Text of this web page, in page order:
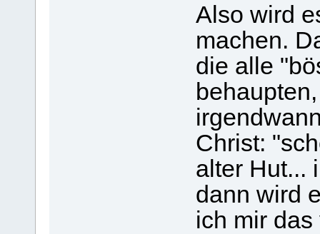
Also wird
machen.
die alle
Christ:
alter Hut...
dann wird
ich mir